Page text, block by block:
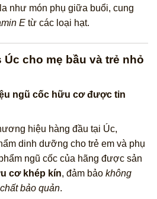
như món phụ giữa buổi, cung
E từ các loại hạt.
Úc cho mẹ bầu và trẻ nhỏ
ngũ cốc hữu cơ được tin
hiệu hàng đầu tại Úc,
dinh dưỡng cho trẻ em và phụ
ngũ cốc của hãng được sản
cơ khép kín, đảm bảo không
bảo quản.